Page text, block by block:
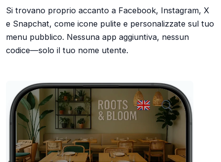
Si trovano proprio accanto a Facebook, Instagram, X
e Snapchat, come icone pulite e personalizzate sul tuo
menu pubblico. Nessuna app aggiuntiva, nessun
codice—solo il tuo nome utente.